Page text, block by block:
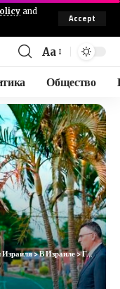
and
Accept
Aa
Общество
Израиля>В Израиле>Глава МИД Саар завершил свой исторический визит, приуроченный к открытию посольства Израиля на Фиджи